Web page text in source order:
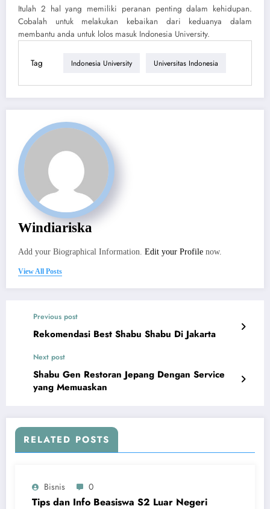
Itulah 2 hal yang memiliki peranan penting dalam kehidupan.
Cobalah untuk melakukan kebaikan dari keduanya dalam
membantu anda untuk lolos masuk Indonesia University.
Tag Indonesia University Universitas Indonesia
Windiariska
Add your Biographical Information. Edit your Profile now.
View All Posts
Previous post
Rekomendasi Best Shabu Shabu Di Jakarta
Next post
Shabu Gen Restoran Jepang Dengan Service
yang Memuaskan
RELATED POSTS
Bisnis 0
Tips dan Info Beasiswa S2 Luar Negeri